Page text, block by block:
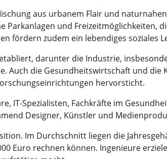
aus urbanem Flair und
Parkanlagen und Freizeitmöglichkeiten,
fördern zudem ein lebendiges soziales
darunter die Industrie,
Auch die Gesundheitswirtschaft und
hervorsticht.
IT-Spezialisten, Fachkräfte im
Designer, Künstler und
Im Durchschnitt liegen die
Euro rechnen können. Ingenieure